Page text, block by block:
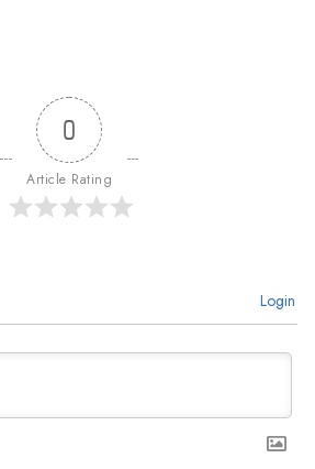
0
Article Rating
Login